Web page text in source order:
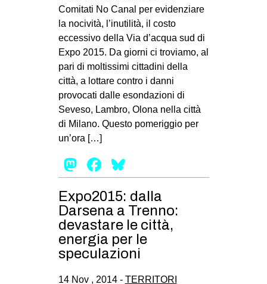
Comitati No Canal per evidenziare
la nocività, l’inutilità, il costo
eccessivo della Via d’acqua sud di
Expo 2015. Da giorni ci troviamo, al
pari di moltissimi cittadini della
città, a lottare contro i danni
provocati dalle esondazioni di
Seveso, Lambro, Olona nella città
di Milano. Questo pomeriggio per
un’ora […]
Mastodon
Facebook
Expo2015: dalla
Darsena a Trenno:
devastare le città,
energia per le
speculazioni
14 Nov , 2014 - TERRITORI